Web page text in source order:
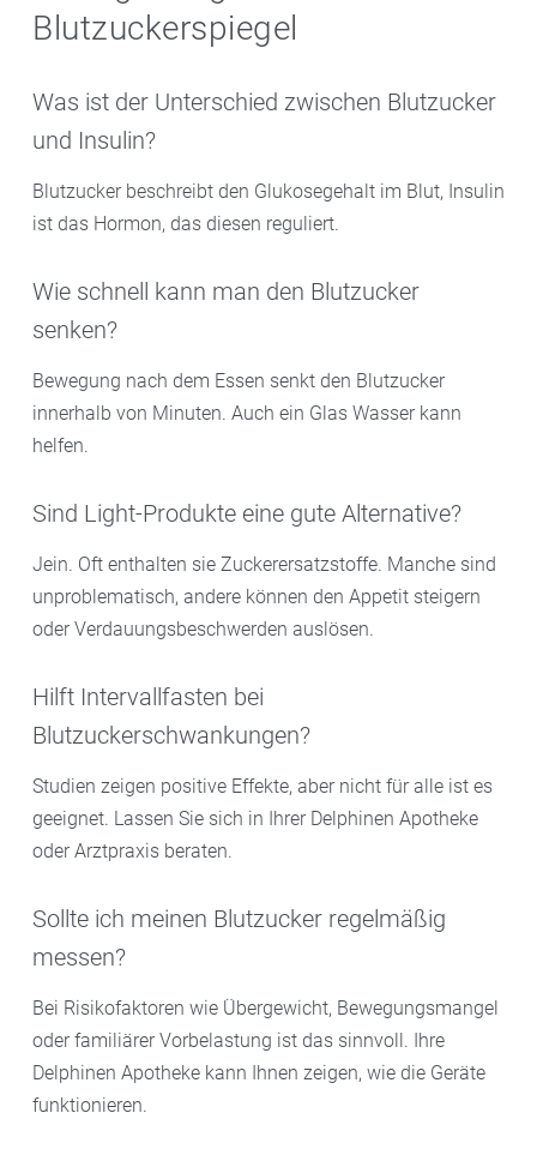
Blutzuckerspiegel
Was ist der Unterschied zwischen Blutzucker
und Insulin?
Blutzucker beschreibt den Glukosegehalt im Blut, Insulin
ist das Hormon, das diesen reguliert.
Wie schnell kann man den Blutzucker
senken?
Bewegung nach dem Essen senkt den Blutzucker
innerhalb von Minuten. Auch ein Glas Wasser kann
helfen.
Sind Light-Produkte eine gute Alternative?
Jein. Oft enthalten sie Zuckerersatzstoffe. Manche sind
unproblematisch, andere können den Appetit steigern
oder Verdauungsbeschwerden auslösen.
Hilft Intervallfasten bei
Blutzuckerschwankungen?
Studien zeigen positive Effekte, aber nicht für alle ist es
geeignet. Lassen Sie sich in Ihrer Delphinen Apotheke
oder Arztpraxis beraten.
Sollte ich meinen Blutzucker regelmäßig
messen?
Bei Risikofaktoren wie Übergewicht, Bewegungsmangel
oder familiärer Vorbelastung ist das sinnvoll. Ihre
Delphinen Apotheke kann Ihnen zeigen, wie die Geräte
funktionieren.